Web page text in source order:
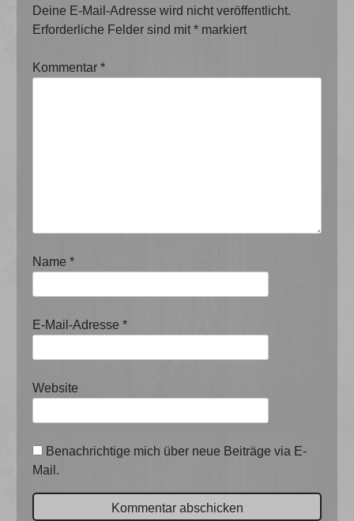
Deine E-Mail-Adresse wird nicht veröffentlicht.
Erforderliche Felder sind mit* markiert
Kommentar*
Name*
E-Mail-Adresse*
Website
Benachrichtige mich über neue Beiträge via E-
Mail.